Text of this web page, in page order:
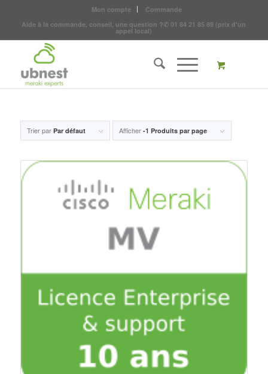
Mon compte
Commande
Aide à la commande, conseil, une question ?✆ 01 84 21 85 89 (prix d'un
appel local)
Trier par Par défaut Afficher -1 Produits par page